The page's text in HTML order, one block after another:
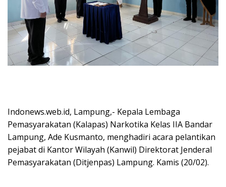
Indonews.web.id, Lampung,- Kepala Lembaga
Pemasyarakatan (Kalapas) Narkotika Kelas IIA Bandar
Lampung, Ade Kusmanto, menghadiri acara pelantikan
pejabat di Kantor Wilayah (Kanwil) Direktorat Jenderal
Pemasyarakatan (Ditjenpas) Lampung. Kamis (20/02).